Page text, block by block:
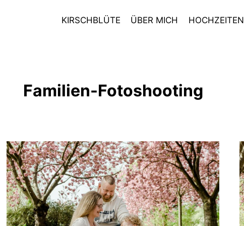
KIRSCHBLÜTE ÜBER MICH HOCHZEITEN
Familien-Fotoshooting